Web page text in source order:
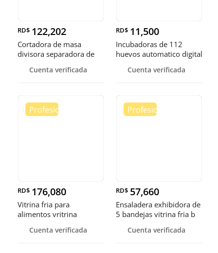
RD$ 122,202
Cortadora de masa
divisora separadora de
Cuenta verificada
RD$ 11,500
Incubadoras de 112
huevos automatico digital
Cuenta verificada
RD$ 176,080
Vitrina fria para
alimentos vritrina
Cuenta verificada
RD$ 57,660
Ensaladera exhibidora de
5 bandejas vitrina fria b
Cuenta verificada